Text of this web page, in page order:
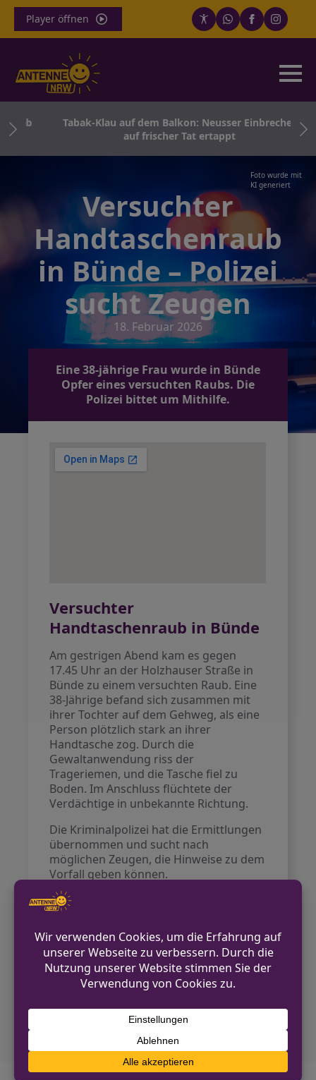
Player öffnen
Tabak-Klau auf dem Balkon: Neusser Einbrecher
auf frischer Tat ertappt
Foto wurde mit
KI generiert
Versuchter
Handtaschenraub
in Bünde – Polizei
sucht Zeugen
18. Februar 2026
Eine 38-jährige Frau wurde in Bünde
Opfer eines versuchten Raubs. Die
Polizei bittet um Mithilfe.
Versuchter
Handtaschenraub in Bünde
Am gestrigen Abend kam es gegen
17.45 Uhr an der Holzhauser Straße in
Bünde zu einem versuchten Raub. Eine
38-Jährige befand sich zusammen mit
ihrer Tochter auf dem Gehweg, als eine
Person plötzlich stark an ihrer
Handtasche zog. Durch die
Gewaltanwendung riss der
Trageriemen, und die Tasche fiel zu
Boden. Im Anschluss flüchtete der
Verdächtige in unbekannte Richtung.
Die Kriminalpolizei hat die Ermittlungen
übernommen und sucht nach
möglichen Zeugen, die Hinweise zu dem
Vorfall geben können.
VORHERIGER BEITRAG
Recklinghausen: Mutmaßlicher Einbrecher
festgenommen
NÄCHSTER BEITRAG
Brand in Dachgeschosswohnung in